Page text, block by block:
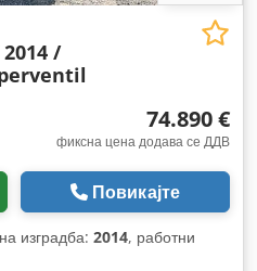
2014 /
74.890 €
фиксна цена додава се ДДВ
Повикајте
изградба: 2014, работни